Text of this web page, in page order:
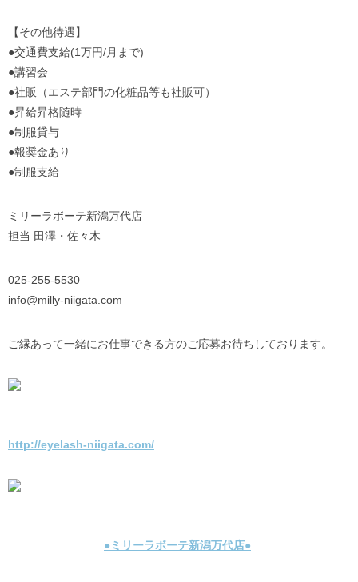
【その他待遇】
●交通費支給(1万円/月まで)
●講習会
●社販（エステ部門の化粧品等も社販可）
●昇給昇格随時
●制服貸与
●報奨金あり
●制服支給
ミリーラボーテ新潟万代店
担当 田澤・佐々木
025-255-5530
info@milly-niigata.com
ご縁あって一緒にお仕事できる方のご応募お待ちしております。
http://eyelash-niigata.com/
●ミリーラボーテ新潟万代店●